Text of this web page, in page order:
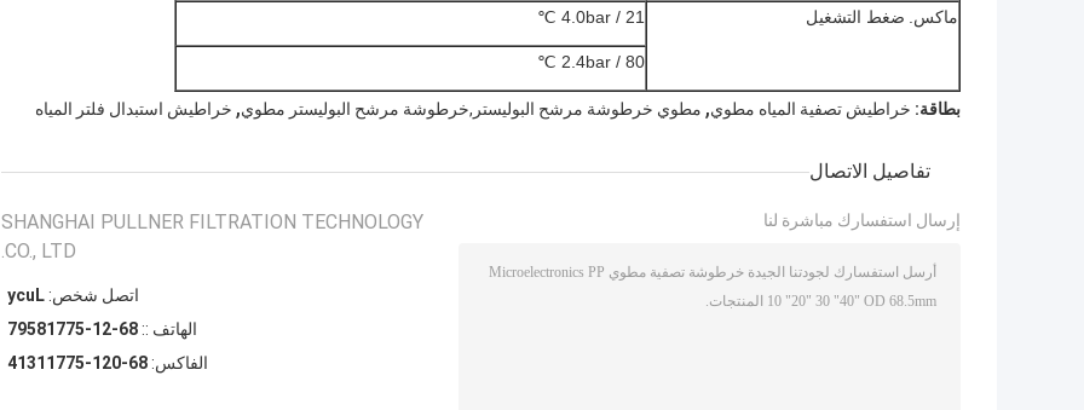
ماكس. ضغط التشغيل 4.0bar / 21 ℃
2.4bar / 80 ℃
بطاقة: خراطيش تصفية المياه مطوي, مطوي خرطوشة مرشح البوليستر,خرطوشة مرشح البوليستر مطوي, خراطيش استبدال فلتر المياه
تفاصيل الاتصال
SHANGHAI PULLNER FILTRATION TECHNOLOGY
CO., LTD.
اتصل شخص: Lucy
الهاتف :: 86-21-57718597
الفاكس: 86-021-57711314
إرسال استفسارك مباشرة لنا